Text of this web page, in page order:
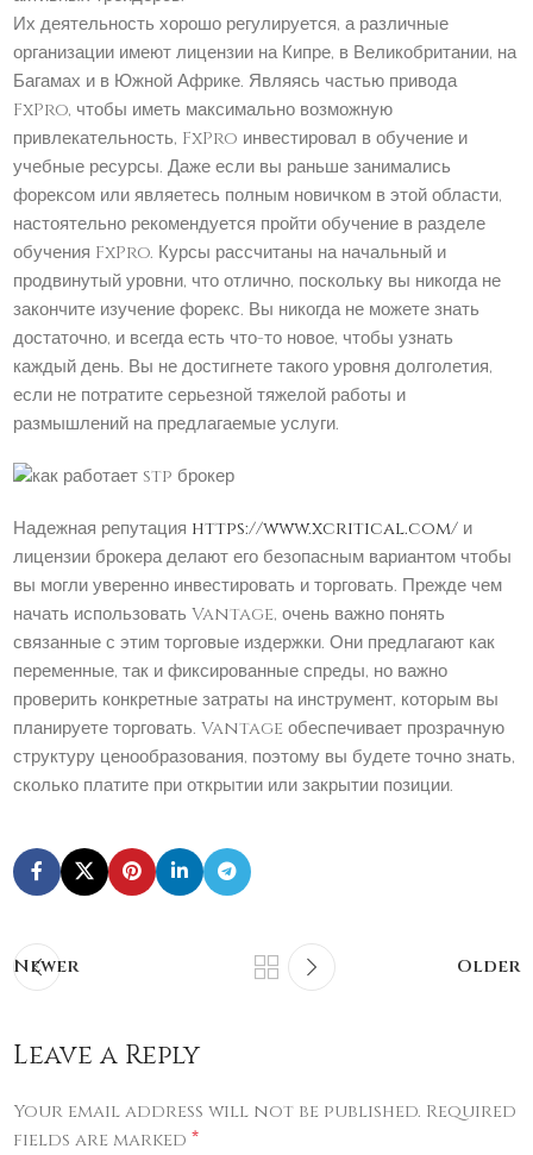
Их деятельность хорошо регулируется, а различные
организации имеют лицензии на Кипре, в Великобритании, на
Багамах и в Южной Африке. Являясь частью привода
FxPro, чтобы иметь максимально возможную
привлекательность, FxPro инвестировал в обучение и
учебные ресурсы. Даже если вы раньше занимались
форексом или являетесь полным новичком в этой области,
настоятельно рекомендуется пройти обучение в разделе
обучения FxPro. Курсы рассчитаны на начальный и
продвинутый уровни, что отлично, поскольку вы никогда не
закончите изучение форекс. Вы никогда не можете знать
достаточно, и всегда есть что-то новое, чтобы узнать
каждый день. Вы не достигнете такого уровня долголетия,
если не потратите серьезной тяжелой работы и
размышлений на предлагаемые услуги.
Надежная репутация https://www.xcritical.com/ и
лицензии брокера делают его безопасным вариантом чтобы
вы могли уверенно инвестировать и торговать. Прежде чем
начать использовать Vantage, очень важно понять
связанные с этим торговые издержки. Они предлагают как
переменные, так и фиксированные спреды, но важно
проверить конкретные затраты на инструмент, которым вы
планируете торговать. Vantage обеспечивает прозрачную
структуру ценообразования, поэтому вы будете точно знать,
сколько платите при открытии или закрытии позиции.
Newer Older
Leave a Reply
Your email address will not be published. Required
fields are marked*